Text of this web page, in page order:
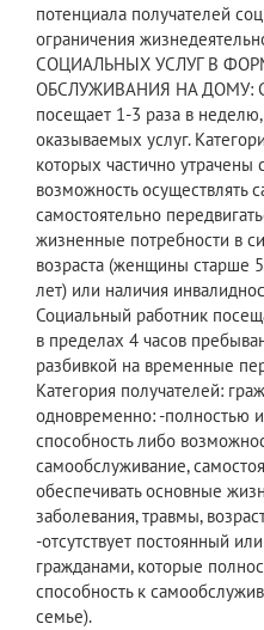
потенциала получателей
ограничения
СОЦИАЛЬНЫХ УСЛУГ В
ОБСЛУЖИВАНИЯ НА ДОМУ:
посещает 1-3 раза в
оказываемых услуг.
которых частично утрачены
возможность осуществлять
самостоятельно
жизненные потребности в
возраста (женщины старше
лет) или наличия
Социальный работник
в пределах 4 часов
разбивкой на временные
Категория получателей:
одновременно: -полностью
способность либо
самообслуживание,
обеспечивать основные
заболевания, травмы,
-отсутствует постоянный
гражданами, которые
способность к
семье).